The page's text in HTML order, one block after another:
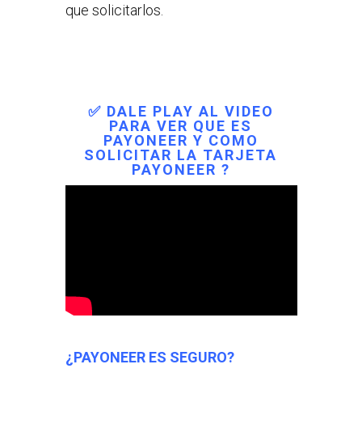
que solicitarlos.
✅ DALE PLAY AL VIDEO
PARA VER QUE ES
PAYONEER Y COMO
SOLICITAR LA TARJETA
PAYONEER ?
¿PAYONEER ES SEGURO?